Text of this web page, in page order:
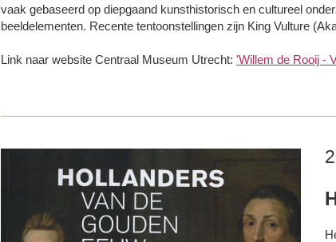
vaak gebaseerd op diepgaand kunsthistorisch en cultureel
beeldelementen. Recente tentoonstellingen zijn King Vulture
Link naar website Centraal Museum Utrecht: 'Willem de Rooij -